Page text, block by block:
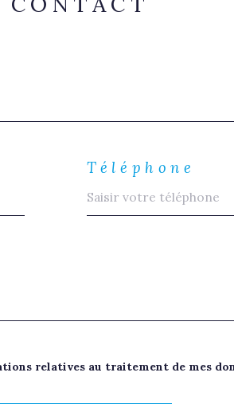
Téléphone
relatives au traitement de mes